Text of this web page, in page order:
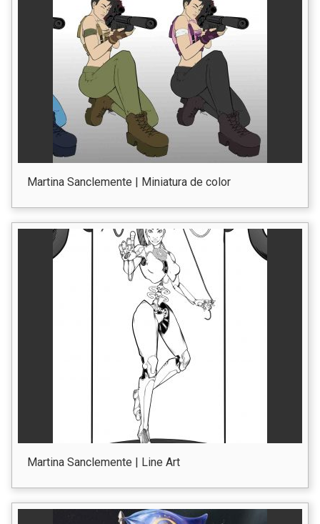
Martina Sanclemente | Miniatura de color
Martina Sanclemente | Line Art